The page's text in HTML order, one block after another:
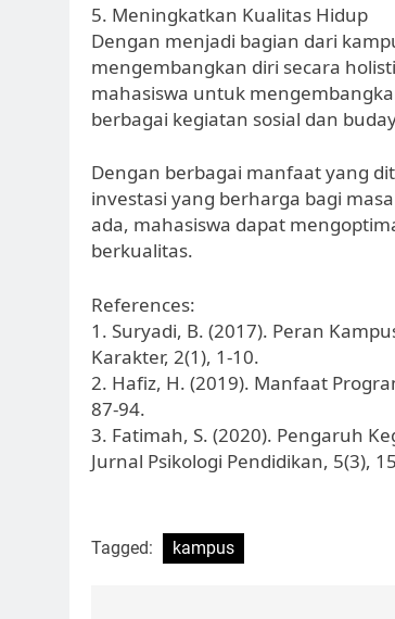
5. Meningkatkan Kualitas Hidup
Dengan menjadi bagian dari
mengembangkan diri secara
mahasiswa untuk
berbagai kegiatan sosial dan
Dengan berbagai manfaat yang
investasi yang berharga bagi
ada, mahasiswa dapat
berkualitas.
References:
1. Suryadi, B. (2017). Peran
Karakter, 2(1), 1-10.
2. Hafiz, H. (2019). Manfaat
87-94.
3. Fatimah, S. (2020). Pengaruh
Jurnal Psikologi Pendidikan, 5(3),
Tagged: kampus